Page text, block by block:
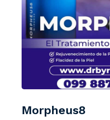
Morpheus8